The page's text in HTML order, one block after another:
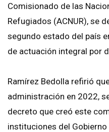
Comisionado de las
Refugiados (ACNUR), se
segundo estado del país
de actuación integral por
Ramírez Bedolla refirió
administración en 2022,
decreto que creó este
instituciones del